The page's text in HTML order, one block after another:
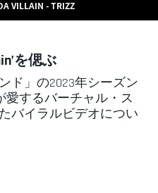
VILLAIN - TRIZZ
を偲ぶ
ド」の2023年シーズン
愛するバーチャル・ス
バイラルビデオについ